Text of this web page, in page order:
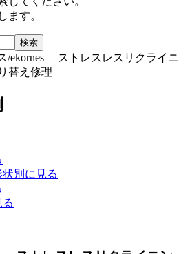
ます。
検索
/ekornes ストレスレスリクライニ
替え修理
別に見る